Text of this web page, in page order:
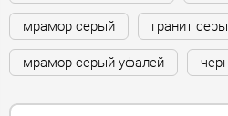
мрамор серый гранит
мрамор серый уфалей